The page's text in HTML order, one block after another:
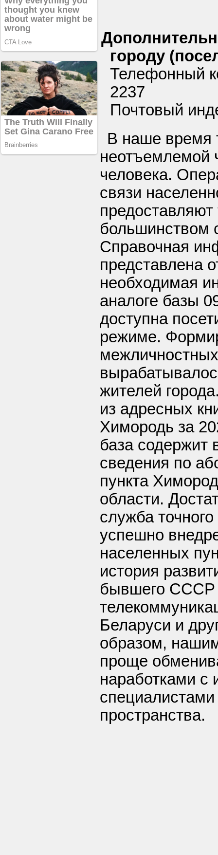
городу
Телефонный
2237
Почтовый
В наше время
неотъемлемой
человека.
связи
большинством
Справочная
представлена
необходимая
аналоге базы
доступна
режиме.
жителей
из адресных
Химородь за
база содержит
сведения по
пункта
области.
служба
успешно
населенных
история
бывшего СССР
Беларуси и
образом,
проще
наработками с
специалистами
пространства.